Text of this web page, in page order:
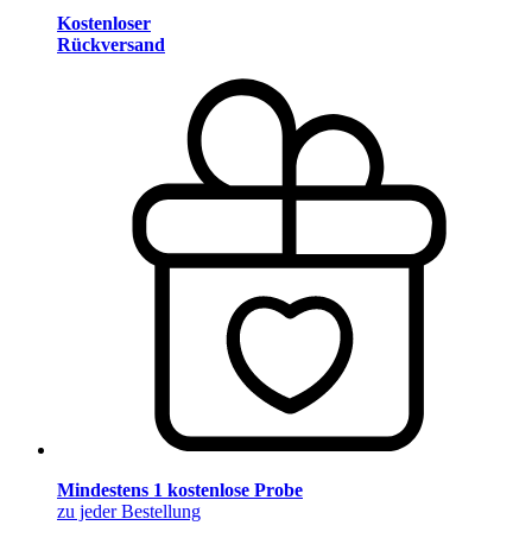
Kostenloser
Rückversand
Mindestens 1 kostenlose Probe
zu jeder Bestellung